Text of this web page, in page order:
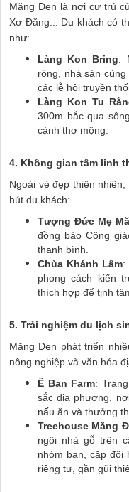
Măng Đen là nơi cư trú
Xơ Đăng... Du khách có
như:
Làng Kon Bring:
rông, nhà sàn
các lễ hội truyền
Làng Kon Tu
300m bắc qua
cảnh thơ mộng.
4. Không gian tâm linh
Ngoài vẻ đẹp thiên
hút du khách:
Tượng Đức Mẹ
đồng bào Công
thanh bình.
Chùa Khánh Lâm:
phong cách kiến
thích hợp để tịnh
5. Trải nghiệm du lịch
Măng Đen phát triển
nông nghiệp và văn hóa
Ê Ban Farm:
sắc địa phương,
nấu ăn và thưởng
Treehouse Măng
ngôi nhà gỗ trên
nhóm bạn, cặp đôi
riêng tư, gần gũi